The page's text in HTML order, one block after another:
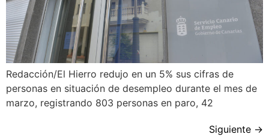
Redacción/El Hierro redujo en un 5% sus cifras de
personas en situación de desempleo durante el mes de
marzo, registrando 803 personas en paro, 42
Siguiente →